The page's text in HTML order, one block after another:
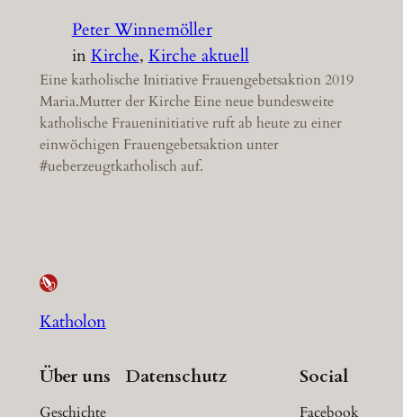
Peter Winnemöller
inKirche, Kirche aktuell
Eine katholische Initiative Frauengebetsaktion 2019
Maria.Mutter der Kirche Eine neue bundesweite
katholische Fraueninitiative ruft ab heute zu einer
einwöchigen Frauengebetsaktion unter
#ueberzeugtkatholisch auf.
Katholon
Über uns
Geschichte
Datenschutz Social
Facebook